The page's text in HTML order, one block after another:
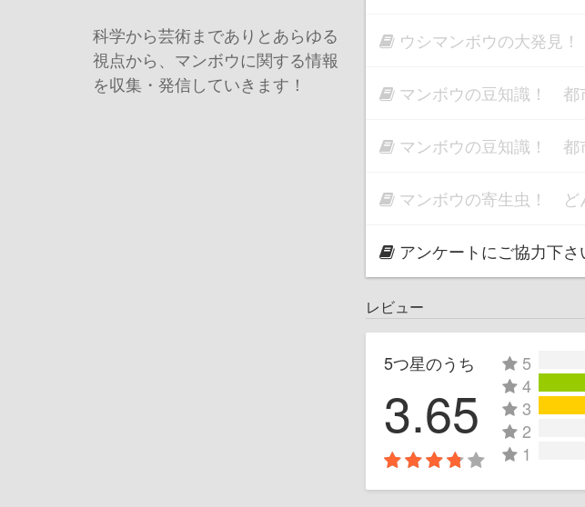
科学から芸術までありとあらゆる
視点から、マンボウに関する情報
を収集・発信していきます！
ウシマンボウの大発見
マンボウの豆知識！ 都
マンボウの豆知識！ 都
マンボウの寄生虫！ ど
アンケートにご協力下さ
レビュー
5つ星のうち
3.65
5
4
3
2
1